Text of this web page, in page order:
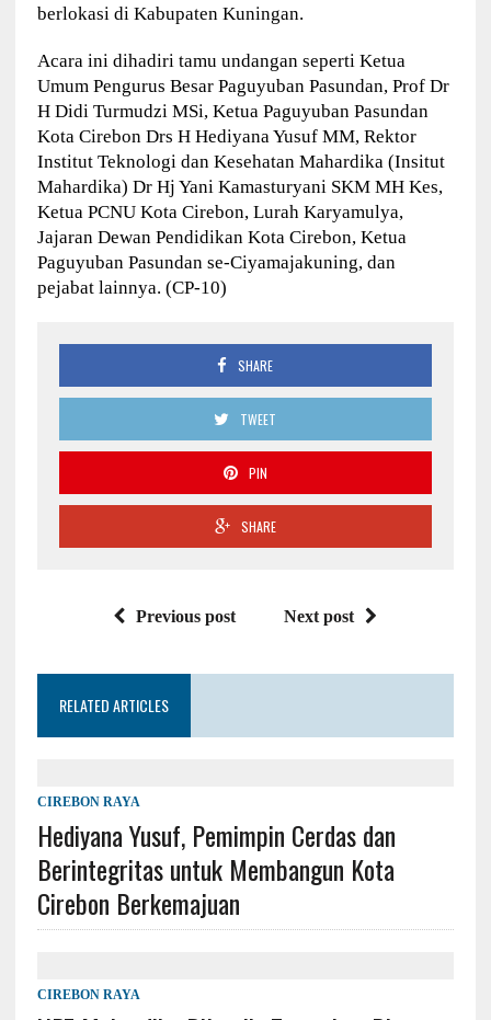
berlokasi di Kabupaten Kuningan.
Acara ini dihadiri tamu undangan seperti Ketua
Umum Pengurus Besar Paguyuban Pasundan, Prof Dr
H Didi Turmudzi MSi, Ketua Paguyuban Pasundan
Kota Cirebon Drs H Hediyana Yusuf MM, Rektor
Institut Teknologi dan Kesehatan Mahardika (Insitut
Mahardika) Dr Hj Yani Kamasturyani SKM MH Kes,
Ketua PCNU Kota Cirebon, Lurah Karyamulya,
Jajaran Dewan Pendidikan Kota Cirebon, Ketua
Paguyuban Pasundan se-Ciyamajakuning, dan
pejabat lainnya. (CP-10)
SHARE
TWEET
PIN
SHARE
Previous post Next post
RELATED ARTICLES
CIREBON RAYA
Hediyana Yusuf, Pemimpin Cerdas dan
Berintegritas untuk Membangun Kota
Cirebon Berkemajuan
CIREBON RAYA